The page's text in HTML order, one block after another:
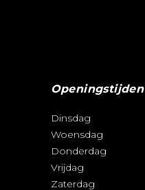
Openingstijden
Dinsdag
Woensdag
Donderdag
Vrijdag
Zaterdag